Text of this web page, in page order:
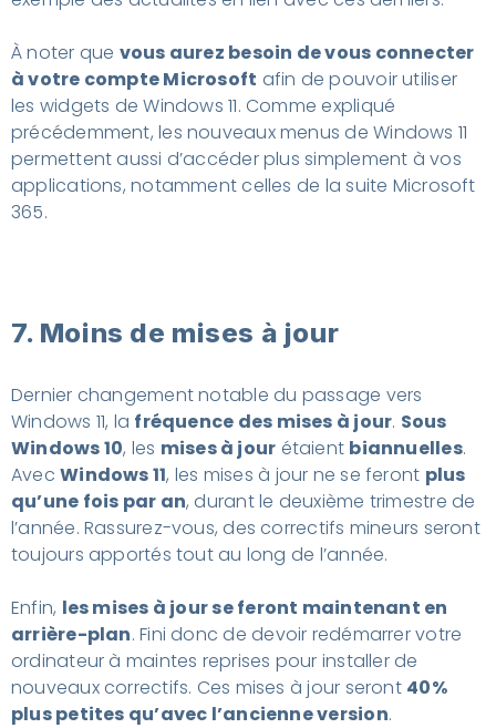
À noter que vous aurez besoin de vous connecter
à votre compte Microsoft afin de pouvoir utiliser
les widgets de Windows 11. Comme expliqué
précédemment, les nouveaux menus de Windows 11
permettent aussi d’accéder plus simplement à vos
applications, notamment celles de la suite Microsoft
365.
7. Moins de mises à jour
Dernier changement notable du passage vers
Windows 11, la fréquence des mises à jour. Sous
Windows 10, les mises à jour étaient biannuelles.
AvecWindows 11, les mises à jour ne se feront plus
qu’une fois par an, durant le deuxième trimestre de
l’année. Rassurez-vous, des correctifs mineurs seront
toujours apportés tout au long de l’année.
Enfin, les mises à jour se feront maintenant en
arrière-plan. Fini donc de devoir redémarrer votre
ordinateur à maintes reprises pour installer de
nouveaux correctifs. Ces mises à jour seront 40%
plus petites qu’avec l’ancienne version.